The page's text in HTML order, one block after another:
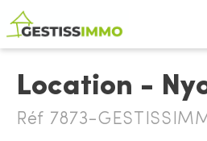
Location -
Réf 7873-